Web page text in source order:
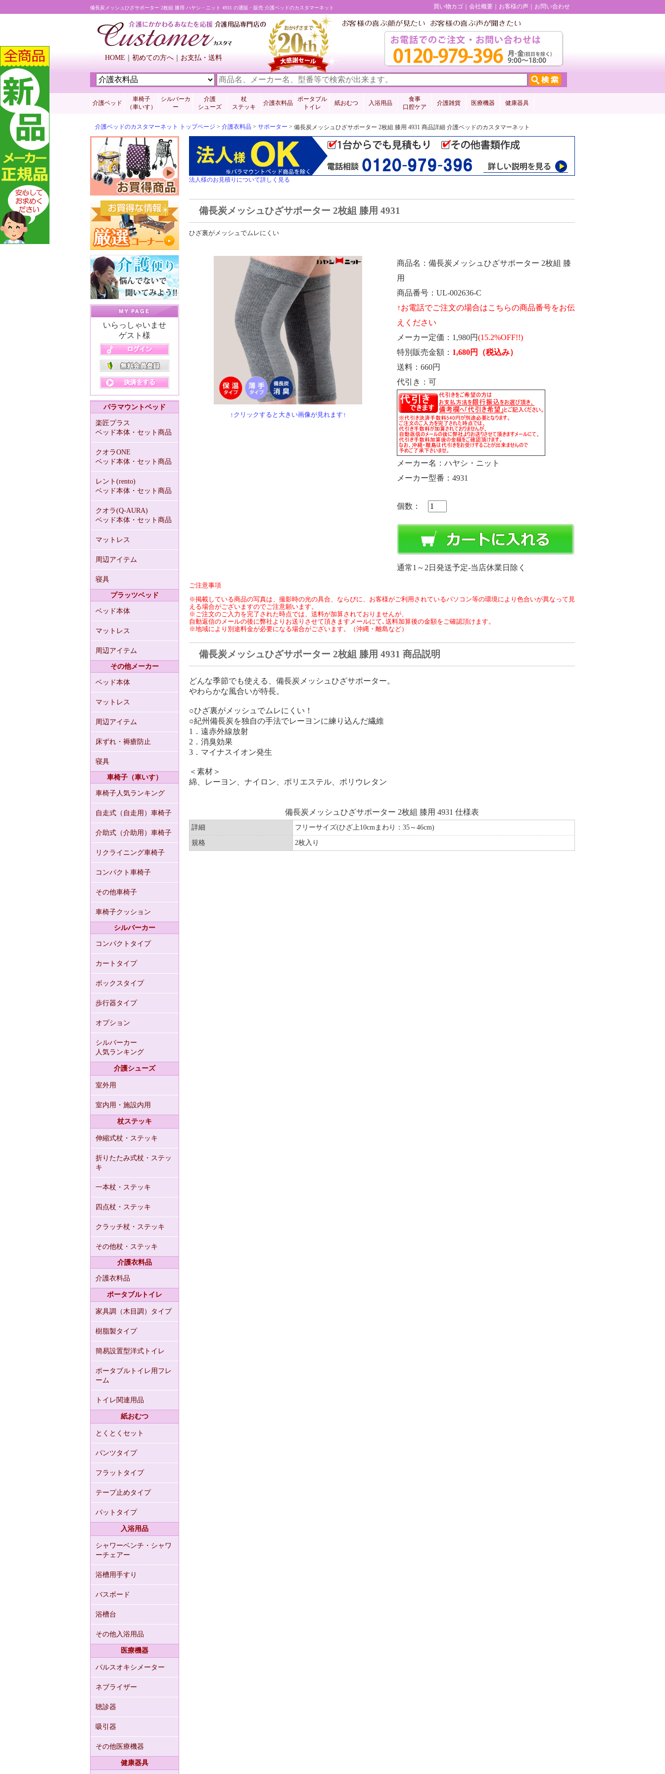
備長炭メッシュひざサポーター 2枚組 膝用 ハヤシ・ニット 4931 の通販・販売 介護ベッドのカスタマーネット 買い物カゴ 会社概要 お客様の声 お問い合わせ
HOME 初めての方へ お支払・送料
介護ベッド
車椅子
（車いす）
シルバーカ
ー
介護
シューズ
杖
ステッキ
介護衣料品
ポータブル
トイレ
紙おむつ 入浴用品
食事
口腔ケア
介護雑貨 医療機器 健康器具
介護ベッドのカスタマーネット トップページ > 介護衣料品 > サポーター > 備長炭メッシュひざサポーター 2枚組 膝用 4931 商品詳細 介護ベッドのカスタマーネット
いらっしゃいませ
ゲスト様
パラマウントベッド
楽匠プラス
ベッド本体・セット商品
クオラONE
ベッド本体・セット商品
レント(rento)
ベッド本体・セット商品
クオラ(Q-AURA)
ベッド本体・セット商品
マットレス
周辺アイテム
寝具
プラッツベッド
ベッド本体
マットレス
周辺アイテム
その他メーカー
ベッド本体
マットレス
周辺アイテム
床ずれ・褥瘡防止
寝具
車椅子（車いす）
車椅子人気ランキング
自走式（自走用）車椅子
介助式（介助用）車椅子
リクライニング車椅子
コンパクト車椅子
その他車椅子
車椅子クッション
シルバーカー
コンパクトタイプ
カートタイプ
ボックスタイプ
歩行器タイプ
オプション
シルバーカー
人気ランキング
介護シューズ
室外用
室内用・施設内用
杖ステッキ
伸縮式杖・ステッキ
折りたたみ式杖・ステッ
キ
一本杖・ステッキ
四点杖・ステッキ
クラッチ杖・ステッキ
その他杖・ステッキ
介護衣料品
介護衣料品
ポータブルトイレ
家具調（木目調）タイプ
樹脂製タイプ
簡易設置型洋式トイレ
ポータブルトイレ用フレ
ーム
トイレ関連用品
紙おむつ
とくとくセット
パンツタイプ
フラットタイプ
テープ止めタイプ
パットタイプ
入浴用品
シャワーベンチ・シャワ
ーチェアー
浴槽用手すり
バスボード
浴槽台
その他入浴用品
医療機器
パルスオキシメーター
ネブライザー
聴診器
吸引器
その他医療機器
健康器具
法人様のお見積りについて詳しく見る
備長炭メッシュひざサポーター 2枚組 膝用 4931
ひざ裏がメッシュでムレにくい
↑クリックすると大きい画像が見れます↑
商品名
備長炭メッシュひざサポーター 2枚組 膝
用
商品番号
UL-002636-C
メーカー定価 1,980円(15.2%OFF!!)
特別販売金額
1,680円
（税込み）
送料
660円
代引き
可
メーカー名
ハヤシ・ニット
メーカー型番
4931
個数：
通常1～2日発送予定-当店休業日除く
ご注意事項
※掲載している商品の写真は、撮影時の光の具合、ならびに、お客様がご利用されているパソコン等の環境により色合いが異なって見
える場合がございますのでご注意願います。
※ご注文のご入力を完了された時点では、送料が加算されておりませんが、
自動返信のメールの後に弊社よりお送りさせて頂きますメールにて､送料加算後の金額をご確認頂けます。
※地域により別途料金が必要になる場合がございます。（沖縄・離島など）
備長炭メッシュひざサポーター 2枚組 膝用 4931 商品説明
どんな季節でも使える、備長炭メッシュひざサポーター。
やわらかな風合いが特長。
○ひざ裏がメッシュでムレにくい！
○紀州備長炭を独自の手法でレーヨンに練り込んだ繊維
1．遠赤外線放射
2．消臭効果
3．マイナスイオン発生
＜素材＞
綿、レーヨン、ナイロン、ポリエステル、ポリウレタン
備長炭メッシュひざサポーター 2枚組 膝用 4931 仕様表
詳細 フリーサイズ(ひざ上10cmまわり：35～46cm)
規格 2枚入り